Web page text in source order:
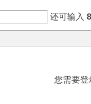
还可输入
您需要